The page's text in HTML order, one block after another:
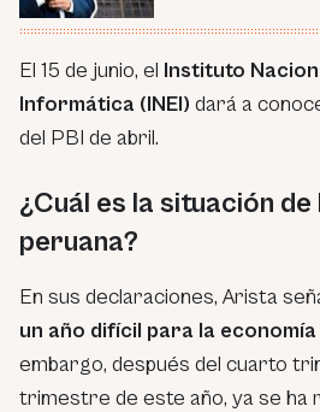
El 15 de junio, el Instituto
Informática (INEI) dará a
del PBI de abril.
¿Cuál es la situación
peruana?
En sus declaraciones, Arista
un año difícil para la
embargo, después del cuarto
trimestre de este año, ya se ha